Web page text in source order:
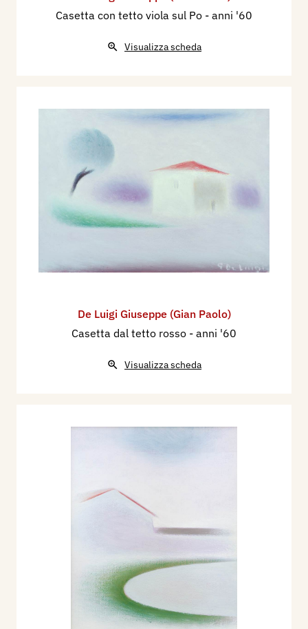
Casetta con tetto viola sul Po - anni '60
Visualizza scheda
De Luigi Giuseppe (Gian Paolo)
Casetta dal tetto rosso - anni '60
Visualizza scheda